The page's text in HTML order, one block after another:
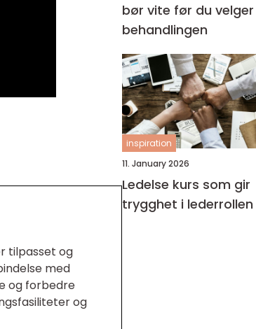
tilpasset og
med
og forbedre
og
bør vite før du velger
behandlingen
inspiration
11. January 2026
Ledelse kurs som gir
trygghet i lederrollen